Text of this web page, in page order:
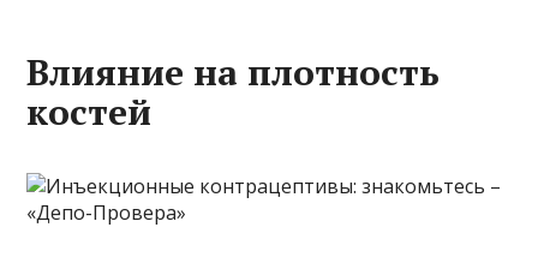
Влияние на плотность
костей